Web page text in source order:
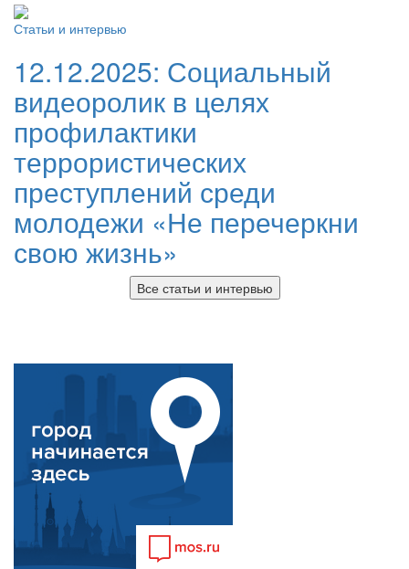
Статьи и интервью
12.12.2025: Социальный
видеоролик в целях
профилактики
террористических
преступлений среди
молодежи «Не перечеркни
свою жизнь»
Все статьи и интервью